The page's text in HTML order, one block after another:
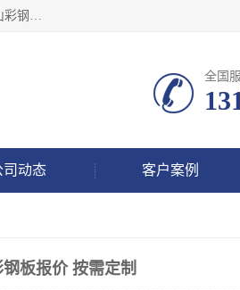
上海轩本实业有限公司于2017年注册地位于上海市宝山区，主要经营产品有：宝山彩钢卷，宝山镀铝锌，宝山彩钢板，宝山彩钢瓦等产品的生产和销售。
全国
司动态 客户案例
板报价 按需定制